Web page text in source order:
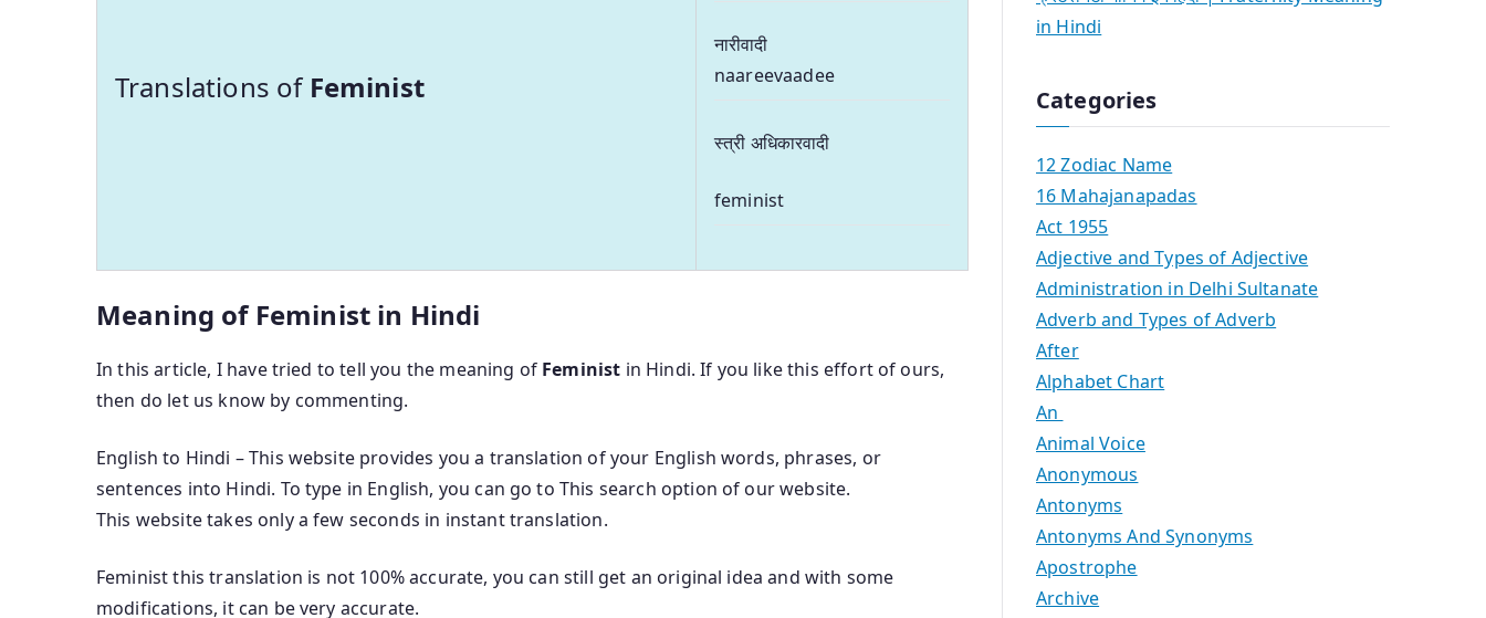
Translations of Feminist
नारीवादी
naareevaadee
स्त्री अधिकारवादी
feminist
Meaning of Feminist in Hindi
In this article, I have tried to tell you the meaning of Feminist in Hindi. If you like this effort of ours,
then do let us know by commenting.
English to Hindi – This website provides you a translation of your English words, phrases, or
sentences into Hindi. To type in English, you can go to This search option of our website.
This website takes only a few seconds in instant translation.
Feminist this translation is not 100% accurate, you can still get an original idea and with some
modifications, it can be very accurate.
in Hindi
Categories
12 Zodiac Name
16 Mahajanapadas
Act 1955
Adjective and Types of Adjective
Administration in Delhi Sultanate
Adverb and Types of Adverb
After
Alphabet Chart
An
Animal Voice
Anonymous
Antonyms
Antonyms And Synonyms
Apostrophe
Archive